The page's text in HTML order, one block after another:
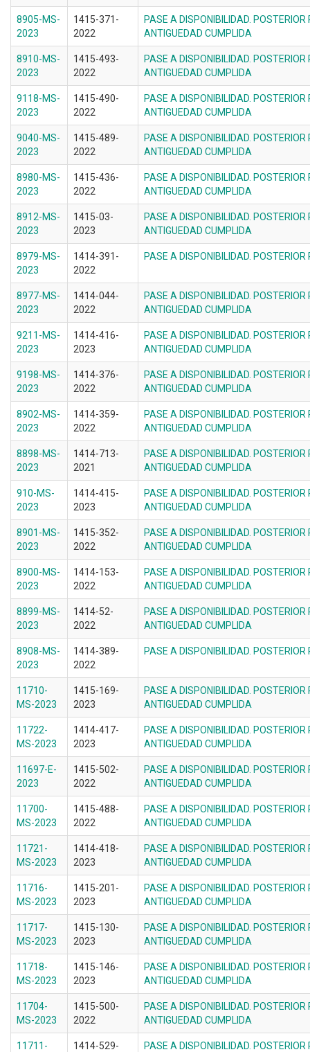
8905-MS-
2023
1415-371-
2022
PASE A DISPONIBILIDAD.
ANTIGUEDAD CUMPLIDA
8910-MS-
2023
1415-493-
2022
PASE A DISPONIBILIDAD.
ANTIGUEDAD CUMPLIDA
9118-MS-
2023
1415-490-
2022
PASE A DISPONIBILIDAD.
ANTIGUEDAD CUMPLIDA
9040-MS-
2023
1415-489-
2022
PASE A DISPONIBILIDAD.
ANTIGUEDAD CUMPLIDA
8980-MS-
2023
1415-436-
2022
PASE A DISPONIBILIDAD.
ANTIGUEDAD CUMPLIDA
8912-MS-
2023
1415-03-
2023
PASE A DISPONIBILIDAD.
ANTIGUEDAD CUMPLIDA
8979-MS-
2023
1414-391-
2022
PASE A DISPONIBILIDAD.
8977-MS-
2023
1414-044-
2022
PASE A DISPONIBILIDAD.
ANTIGUEDAD CUMPLIDA
9211-MS-
2023
1414-416-
2023
PASE A DISPONIBILIDAD.
ANTIGUEDAD CUMPLIDA
9198-MS-
2023
1414-376-
2022
PASE A DISPONIBILIDAD.
ANTIGUEDAD CUMPLIDA
8902-MS-
2023
1414-359-
2022
PASE A DISPONIBILIDAD.
ANTIGUEDAD CUMPLIDA
8898-MS-
2023
1414-713-
2021
PASE A DISPONIBILIDAD.
ANTIGUEDAD CUMPLIDA
910-MS-
2023
1414-415-
2023
PASE A DISPONIBILIDAD.
ANTIGUEDAD CUMPLIDA
8901-MS-
2023
1415-352-
2022
PASE A DISPONIBILIDAD.
ANTIGUEDAD CUMPLIDA
8900-MS-
2023
1414-153-
2022
PASE A DISPONIBILIDAD.
ANTIGUEDAD CUMPLIDA
8899-MS-
2023
1414-52-
2022
PASE A DISPONIBILIDAD.
ANTIGUEDAD CUMPLIDA
8908-MS-
2023
1414-389-
2022
PASE A DISPONIBILIDAD.
11710-
MS-2023
1415-169-
2023
PASE A DISPONIBILIDAD.
ANTIGUEDAD CUMPLIDA
11722-
MS-2023
1414-417-
2023
PASE A DISPONIBILIDAD.
ANTIGUEDAD CUMPLIDA
11697-E-
2023
1415-502-
2022
PASE A DISPONIBILIDAD.
ANTIGUEDAD CUMPLIDA
11700-
MS-2023
1415-488-
2022
PASE A DISPONIBILIDAD.
ANTIGUEDAD CUMPLIDA
11721-
MS-2023
1414-418-
2023
PASE A DISPONIBILIDAD.
ANTIGUEDAD CUMPLIDA
11716-
MS-2023
1415-201-
2023
PASE A DISPONIBILIDAD.
ANTIGUEDAD CUMPLIDA
11717-
MS-2023
1415-130-
2023
PASE A DISPONIBILIDAD.
ANTIGUEDAD CUMPLIDA
11718-
MS-2023
1415-146-
2023
PASE A DISPONIBILIDAD.
ANTIGUEDAD CUMPLIDA
11704-
MS-2023
1415-500-
2022
PASE A DISPONIBILIDAD.
ANTIGUEDAD CUMPLIDA
11711- 1414-529- PASE A DISPONIBILIDAD.